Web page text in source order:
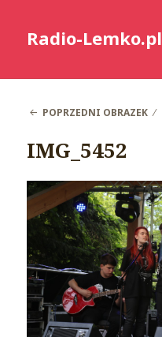
Radio-Lemko.pl
POPRZEDNI OBRAZEK
IMG_5452